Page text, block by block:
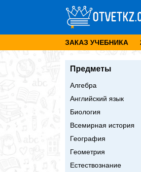
ЗАКАЗ УЧЕБНИКА
Предметы
Алгебра
Английский язык
Биология
Всемирная история
География
Геометрия
Естествознание